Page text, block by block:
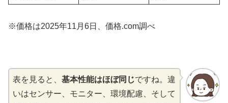
※価格は2025年11月6日、価格.com調べ
表を見ると、 基本性能はほぼ同じですね。違
いはセンサー、モニター、環境配慮、そして